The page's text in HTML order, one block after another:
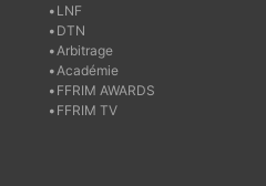
LNF
DTN
Arbitrage
Académie
FFRIM AWARDS
FFRIM TV